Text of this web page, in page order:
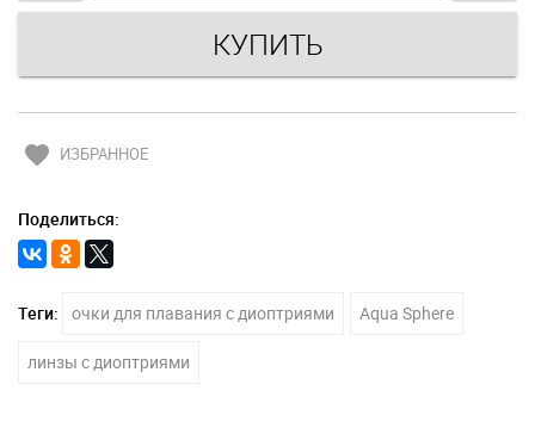
favorite ИЗБРАННОЕ
Поделиться:
Теги: очки для плавания с диоптриями Aqua Sphere
линзы с диоптриями